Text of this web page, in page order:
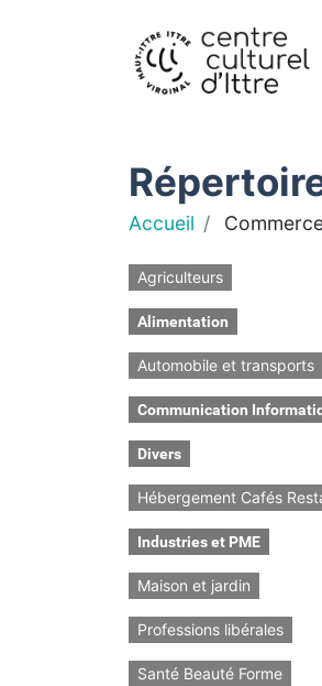
Accueil
Agriculteurs
Alimentation
Automobile et transports
Communication
Divers
Hébergement Cafés
Industries et PME
Maison et jardin
Professions libérales
Santé Beauté Forme